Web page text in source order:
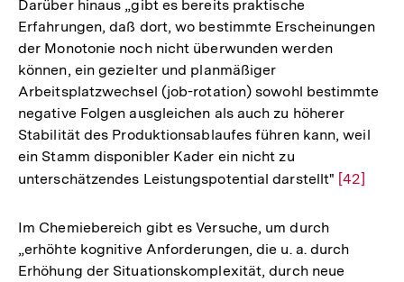
Fußnote
Darüber hinaus „gibt es bereits praktische
Erfahrungen, daß dort, wo bestimmte Erscheinungen
der Monotonie noch nicht überwunden werden
können, ein gezielter und planmäßiger
Arbeitsplatzwechsel (job-rotation) sowohl bestimmte
negative Folgen ausgleichen als auch zu höherer
Stabilität des Produktionsablaufes führen kann, weil
ein Stamm disponibler Kader ein nicht zu
unterschätzendes Leistungspotential darstellt" Zur
Fußnote
[42]
Im Chemiebereich gibt es Versuche, um durch
„erhöhte kognitive Anforderungen, die u. a. durch
Erhöhung der Situationskomplexität, durch neue